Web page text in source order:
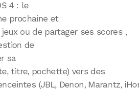
4 : le
prochaine et
ou de partager ses scores ,
de
sa
titre, pochette) vers des
(JBL, Denon, Marantz,